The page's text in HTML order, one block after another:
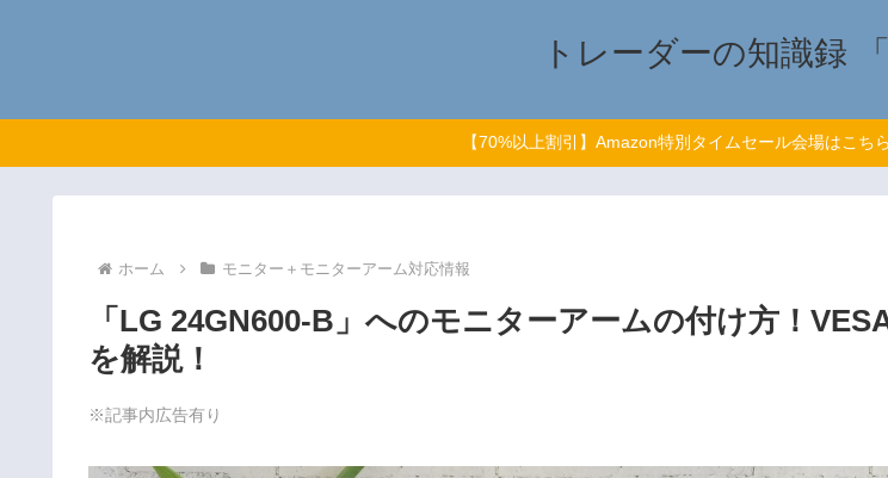
トレーダーの知識録
【70%以上割引】Amazon特別タイムセール会場はこ
ホーム モニター＋モニターアーム対応情報
「LG 24GN600-B」へのモニターアームの付け方！
を解説！
※記事内広告有り